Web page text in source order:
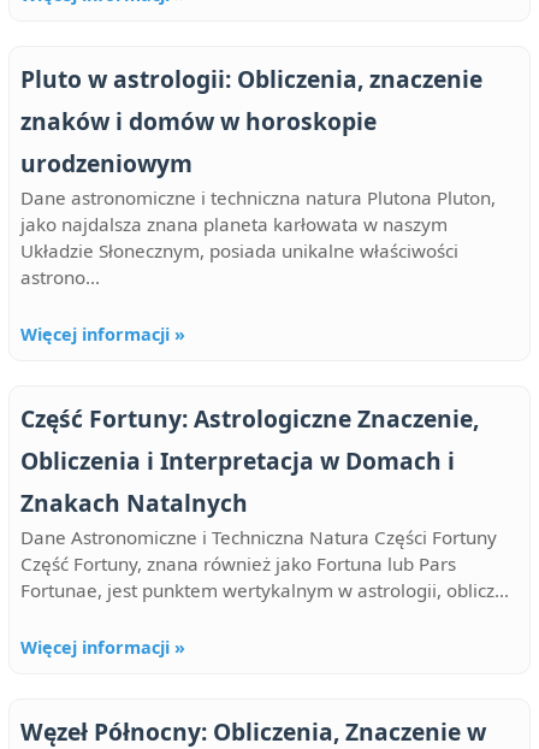
Pluto w astrologii: Obliczenia, znaczenie
znaków i domów w horoskopie
urodzeniowym
Dane astronomiczne i techniczna natura Plutona Pluton,
jako najdalsza znana planeta karłowata w naszym
Układzie Słonecznym, posiada unikalne właściwości
astrono...
Więcej informacji »
Część Fortuny: Astrologiczne Znaczenie,
Obliczenia i Interpretacja w Domach i
Znakach Natalnych
Dane Astronomiczne i Techniczna Natura Części Fortuny
Część Fortuny, znana również jako Fortuna lub Pars
Fortunae, jest punktem wertykalnym w astrologii, oblicz...
Więcej informacji »
Węzeł Północny: Obliczenia, Znaczenie w